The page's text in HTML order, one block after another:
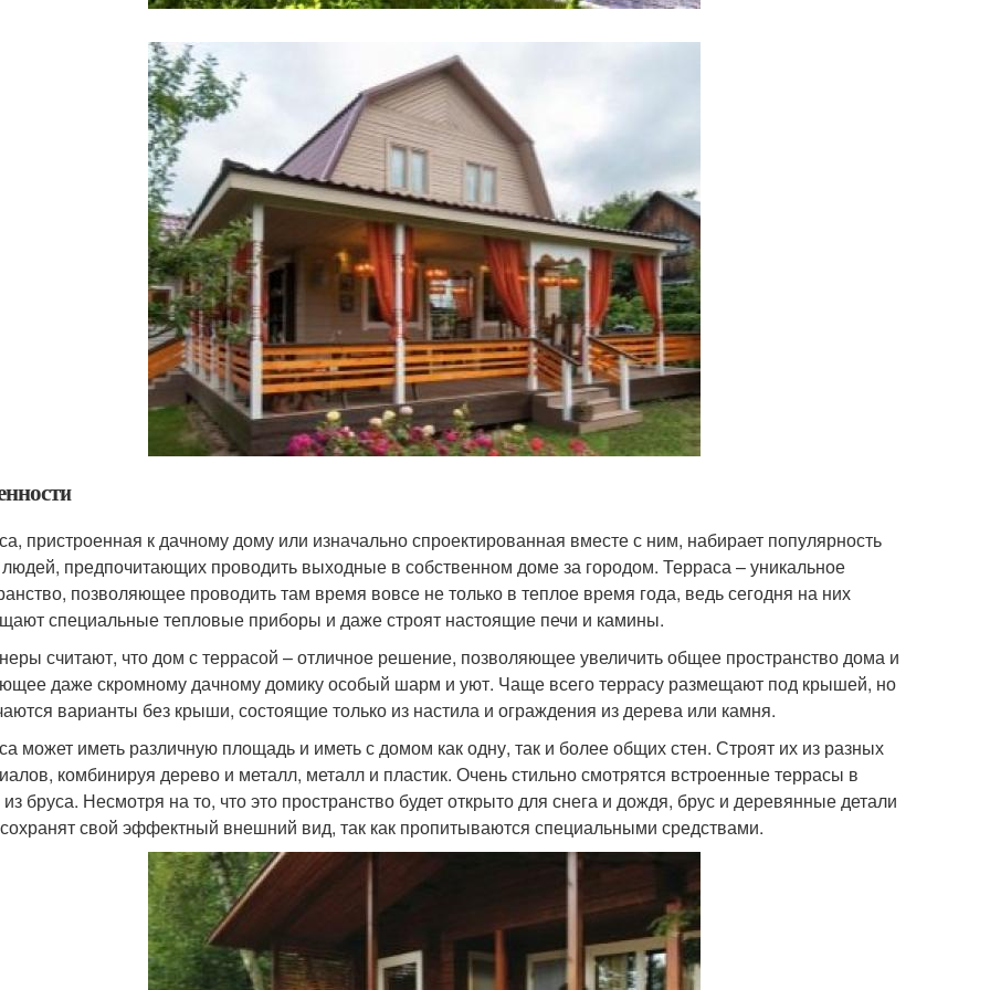
пристроенная к дачному дому или изначально спроектированная вместе с ним, набирает популярность
предпочитающих проводить выходные в собственном доме за городом. Терраса – уникальное
позволяющее проводить там время вовсе не только в теплое время года, ведь сегодня на них
специальные тепловые приборы и даже строят настоящие печи и камины.
считают, что дом с террасой – отличное решение, позволяющее увеличить общее пространство дома и
даже скромному дачному домику особый шарм и уют. Чаще всего террасу размещают под крышей, но
варианты без крыши, состоящие только из настила и ограждения из дерева или камня.
может иметь различную площадь и иметь с домом как одну, так и более общих стен. Строят их из разных
комбинируя дерево и металл, металл и пластик. Очень стильно смотрятся встроенные террасы в
бруса. Несмотря на то, что это пространство будет открыто для снега и дождя, брус и деревянные детали
свой эффектный внешний вид, так как пропитываются специальными средствами.